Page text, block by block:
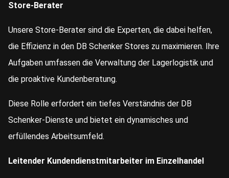
Store-Berater
Unsere Store-Berater sind die Experten, die dabei helfen,
die Effizienz in den DB Schenker Stores zu maximieren. Ihre
Aufgaben umfassen die Verwaltung der Lagerlogistik und
die proaktive Kundenberatung.
Diese Rolle erfordert ein tiefes Verständnis der DB
Schenker-Dienste und bietet ein dynamisches und
erfüllendes Arbeitsumfeld.
Leitender Kundendienstmitarbeiter im Einzelhandel